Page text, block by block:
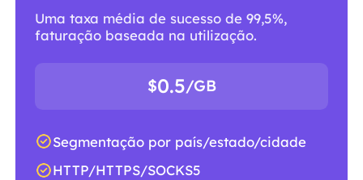
Uma taxa média de sucesso de 99,5%,
faturação baseada na utilização.
$0.5/GB
Segmentação por país/estado/cidade
HTTP/HTTPS/SOCKS5